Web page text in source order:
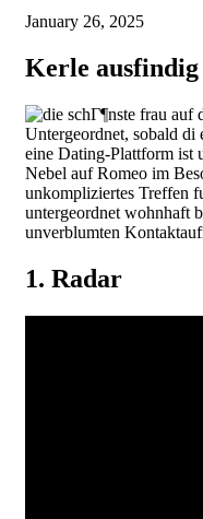
January 26, 2025
Kerle ausfindig
Untergeordnet, sobald
eine Dating-Plattform ist
Nebel auf Romeo im
unkompliziertes Treffen
untergeordnet wohnhaft
unverblumten
1. Radar